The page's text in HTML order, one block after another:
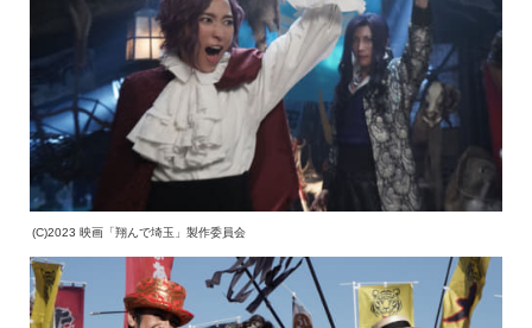
(C)2023 映画「翔んで埼玉」製作委員会